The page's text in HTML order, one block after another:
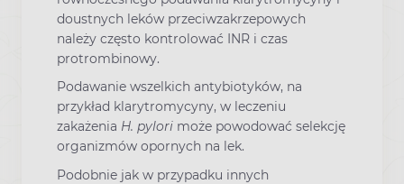
doustnych leków przeciwzakrzepowych
należy często kontrolować INR i czas
protrombinowy.
Podawanie wszelkich antybiotyków, na
przykład klarytromycyny, w leczeniu
zakażenia H. pylori może powodować selekcję
organizmów opornych na lek.
Podobnie jak w przypadku innych